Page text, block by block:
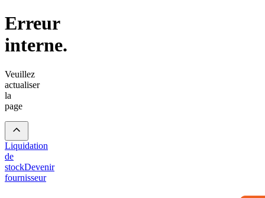
Erreur
interne.
Veuillez
actualiser
la
page
Liquidation
de
stockDevenir
fournisseur